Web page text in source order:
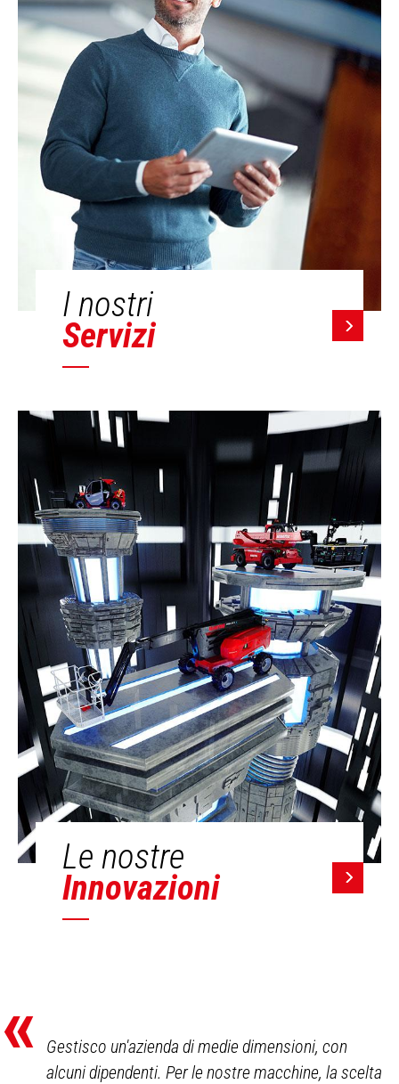
I nostri
Servizi
Le nostre
Innovazioni
«
Gestisco un'azienda di medie dimensioni, con
alcuni dipendenti. Per le nostre macchine, la scelta